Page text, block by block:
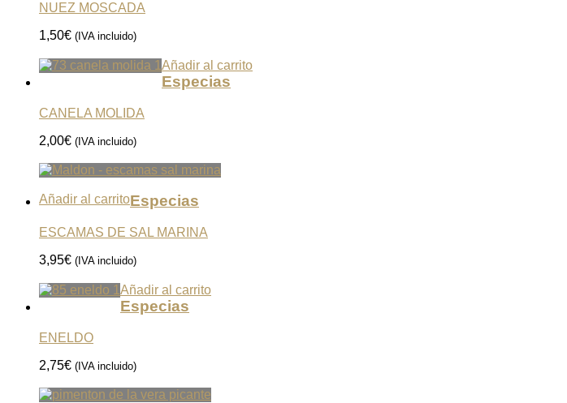
NUEZ MOSCADA
1,50€ (IVA incluido)
Añadir al carrito
Especias
CANELA MOLIDA
2,00€ (IVA incluido)
Añadir al carritoEspecias
ESCAMAS DE SAL MARINA
3,95€ (IVA incluido)
Añadir al carrito
Especias
ENELDO
2,75€ (IVA incluido)